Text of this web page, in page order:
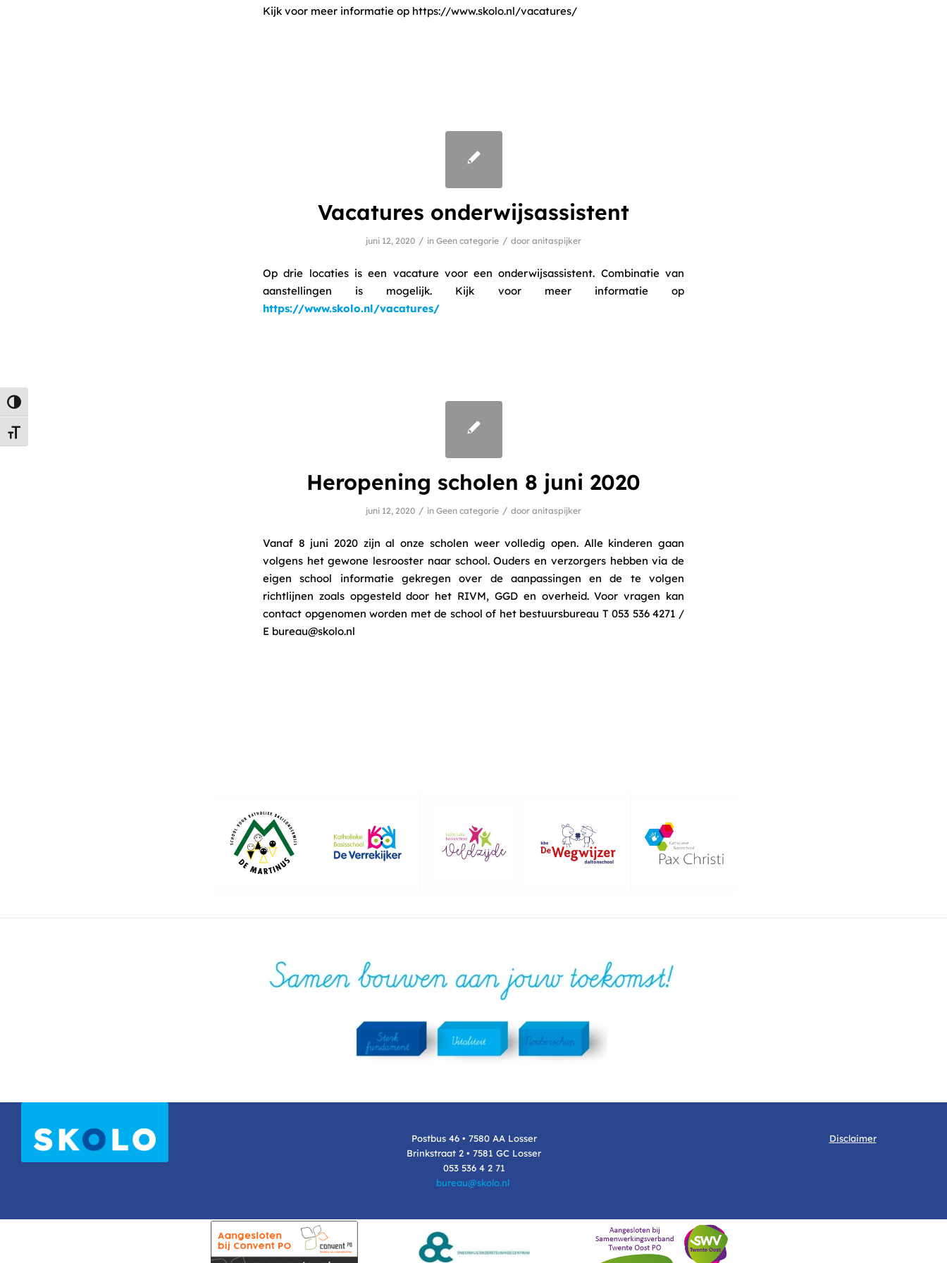
Keuze voor hoog contrast
Kies grootte van het lettertype
Kijk voor meer informatie op https://www.skolo.nl/vacatures/
Vacatures onderwijsassistent
juni 12, 2020 / in Geen categorie / door anitaspijker
Op drie locaties is een vacature voor een onderwijsassistent. Combinatie van
aanstellingen is mogelijk. Kijk voor meer informatie op
https://www.skolo.nl/vacatures/
Heropening scholen 8 juni 2020
juni 12, 2020 / in Geen categorie / door anitaspijker
Vanaf 8 juni 2020 zijn al onze scholen weer volledig open. Alle kinderen gaan
volgens het gewone lesrooster naar school. Ouders en verzorgers hebben via de
eigen school informatie gekregen over de aanpassingen en de te volgen
richtlijnen zoals opgesteld door het RIVM, GGD en overheid. Voor vragen kan
contact opgenomen worden met de school of het bestuursbureau T 053 536 4271 /
E bureau@skolo.nl
Postbus 46 • 7580 AA Losser
Brinkstraat 2 • 7581 GC Losser
053 536 4 2 71
bureau@skolo.nl
Disclaimer